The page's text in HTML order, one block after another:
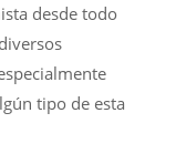
desde todo
tipo de esta